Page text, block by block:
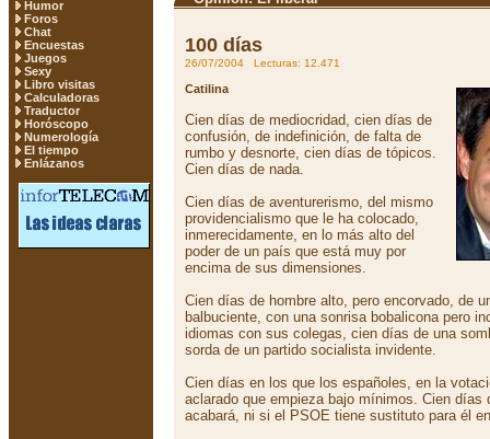
Humor
Foros
Chat
Encuestas
Juegos
Sexy
Libro visitas
Calculadoras
Traductor
Horóscopo
Numerología
El tiempo
Enlázanos
100 días
26/07/2004 Lecturas: 12.471
Catilina
Cien días de mediocridad, cien días de
confusión, de indefinición, de falta de
rumbo y desnorte, cien días de tópicos.
Cien días de nada.
Cien días de aventurerismo, del mismo
providencialismo que le ha colocado,
inmerecidamente, en lo más alto del
poder de un país que está muy por
encima de sus dimensiones.
Cien días de hombre alto, pero encorvado, de
balbuciente, con una sonrisa bobalicona pero
idiomas con sus colegas, cien días de una
sorda de un partido socialista invidente.
Cien días en los que los españoles, en la
aclarado que empieza bajo mínimos. Cien días
acabará, ni si el PSOE tiene sustituto para él